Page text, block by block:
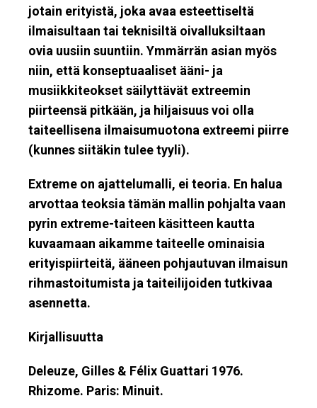
jotain erityistä, joka avaa esteettiseltä
ilmaisultaan tai teknisiltä oivalluksiltaan
ovia uusiin suuntiin. Ymmärrän asian myös
niin, että konseptuaaliset ääni- ja
musiikkiteokset säilyttävät extreemin
piirteensä pitkään, ja hiljaisuus voi olla
taiteellisena ilmaisumuotona extreemi piirre
(kunnes siitäkin tulee tyyli).
Extreme on ajattelumalli, ei teoria. En halua
arvottaa teoksia tämän mallin pohjalta vaan
pyrin extreme-taiteen käsitteen kautta
kuvaamaan aikamme taiteelle ominaisia
erityispiirteitä, ääneen pohjautuvan ilmaisun
rihmastoitumista ja taiteilijoiden tutkivaa
asennetta.
Kirjallisuutta
Deleuze, Gilles & Félix Guattari 1976.
Rhizome. Paris: Minuit.